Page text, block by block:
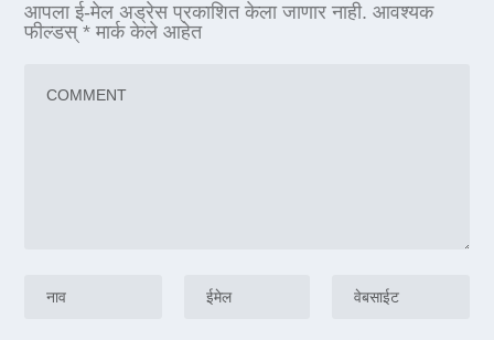
आपला ई-मेल अड्रेस प्रकाशित केला जाणार नाही. आवश्यक
फील्डस्* मार्क केले आहेत